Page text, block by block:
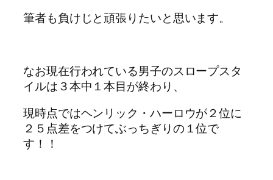
筆者も負けじと頑張りたいと思います。
なお現在行われている男子のスロープスタ
イルは３本中１本目が終わり、
現時点ではヘンリック・ハーロウが２位に
２５点差をつけてぶっちぎりの１位で
す！！